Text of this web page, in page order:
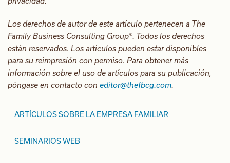
Los derechos de autor de este artículo pertenecen a The
Family Business Consulting Group®. Todos los derechos
están reservados. Los artículos pueden estar disponibles
para su reimpresión con permiso. Para obtener más
información sobre el uso de artículos para su publicación,
póngase en contacto con editor@thefbcg.com.
ARTÍCULOS SOBRE LA EMPRESA FAMILIAR
SEMINARIOS WEB